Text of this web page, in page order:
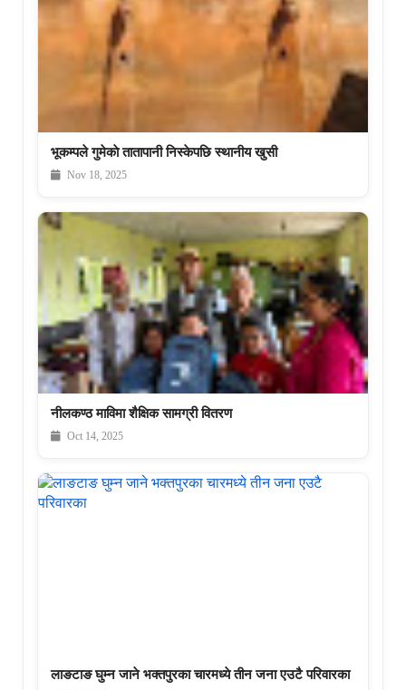
भूकम्पले गुमेकाे तातापानी निस्केपछि स्थानीय खुसी
Nov 18, 2025
नीलकण्ठ माविमा शैक्षिक सामग्री वितरण
Oct 14, 2025
लाङटाङ घुम्न जाने भक्तपुरका चारमध्ये तीन जना एउटै परिवारका